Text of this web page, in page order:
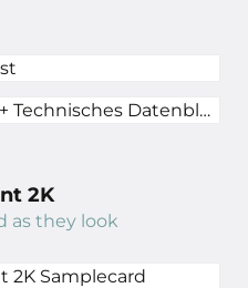
Gebrauchsanweisung + Technisches Datenblatt
2K
as they look
2K Samplecard